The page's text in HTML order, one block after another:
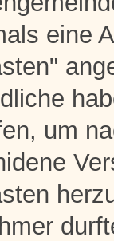
eine
um